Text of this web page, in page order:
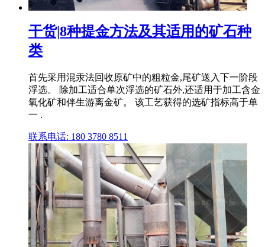
干货|8种提金方法及其适用的矿石种
类
首先采用混汞法回收原矿中的粗粒金,尾矿送入下一阶段
浮选。 除加工适合单次浮选的矿石外,还适用于加工含金
氧化矿和伴生游离金矿。 该工艺获得的选矿指标高于单
一 .
联系电话: 180 3780 8511